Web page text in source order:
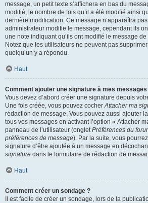
message, un petit texte s’affichera en bas du
modifié, le nombre de fois qu’il a été modifié ainsi
dernière modification. Ce message n’apparaîtra
administrateur modifie le message, cependant ils
une note indiquant qu’ils ont modifié le message
Notez que les utilisateurs ne peuvent pas
quelqu’un y a répondu.
Haut
Comment ajouter une signature à mes messages
Vous devez d’abord créer une signature depuis
Une fois créée, vous pouvez cocherAttacher ma
rédaction de message. Vous pouvez aussi ajouter
tous vos messages en activant l’option « Attacher
panneau de l’utilisateur (ongletPréférences du
préférences de message). Par la suite, vous
signature d’être ajoutée à un message en
signature dans le formulaire de rédaction de
Haut
Comment créer un sondage ?
Il est facile de créer un sondage, lors de la